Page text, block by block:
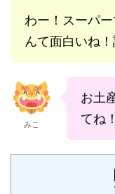
わー！スーパ
んて面白いね
みこ
お土
てね！